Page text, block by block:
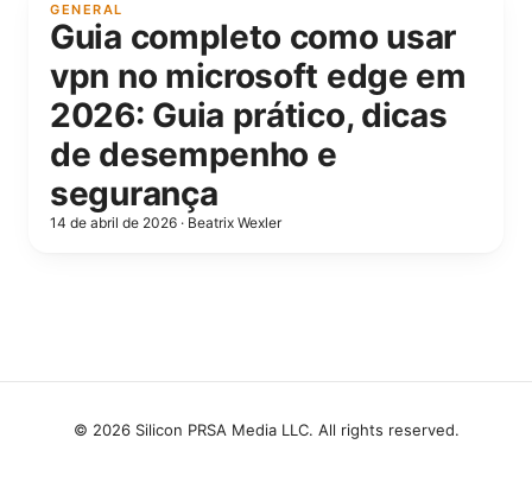
GENERAL
Guia completo como usar
vpn no microsoft edge em
2026: Guia prático, dicas
de desempenho e
segurança
14 de abril de 2026 · Beatrix Wexler
© 2026 Silicon PRSA Media LLC. All rights reserved.